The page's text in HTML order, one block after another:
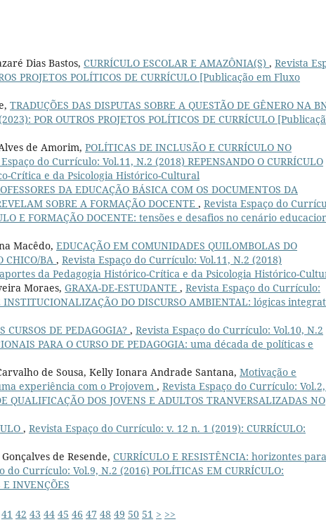
Dias Bastos, CURRÍCULO ESCOLAR E AMAZÔNIA(S) , Revista
PROJETOS POLÍTICOS DE CURRÍCULO [Publicação em Fluxo
TRADUÇÕES DAS DISPUTAS SOBRE A QUESTÃO DE GÊNERO NA
POR OUTROS PROJETOS POLÍTICOS DE CURRÍCULO
de Amorim, POLÍTICAS DE INCLUSÃO E CURRÍCULO NO
do Currículo: Vol.11, N.2 (2018) REPENSANDO O CURRÍCULO
Crítica e da Psicologia Histórico-Cultural
DA EDUCAÇÃO BÁSICA COM OS DOCUMENTOS DA
SOBRE A FORMAÇÃO DOCENTE , Revista Espaço do
E FORMAÇÃO DOCENTE: tensões e desafios no cenário
Macêdo, EDUCAÇÃO EM COMUNIDADES QUILOMBOLAS DO
CHICO/BA , Revista Espaço do Currículo: Vol.11, N.2 (2018)
aportes da Pedagogia Histórico-Crítica e da Psicologia Histórico-
Moraes, GRAXA-DE-ESTUDANTE , Revista Espaço do Currículo:
INSTITUCIONALIZAÇÃO DO DISCURSO AMBIENTAL: lógicas
CURSOS DE PEDAGOGIA? , Revista Espaço do Currículo: Vol.10, N.2
PARA O CURSO DE PEDAGOGIA: uma década de políticas e
de Sousa, Kelly Ionara Andrade Santana, Motivação e
experiência com o Projovem , Revista Espaço do Currículo:
QUALIFICAÇÃO DOS JOVENS E ADULTOS TRANVERSALIZADAS NO
, Revista Espaço do Currículo: v. 12 n. 1 (2019): CURRÍCULO:
de Resende, CURRÍCULO E RESISTÊNCIA: horizontes para
do Currículo: Vol.9, N.2 (2016) POLÍTICAS EM CURRÍCULO:
INVENÇÕES
41 42 43 44 45 46 47 48 49 50 51 > >>